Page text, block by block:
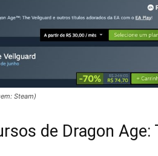
Steam)
de Dragon Age: